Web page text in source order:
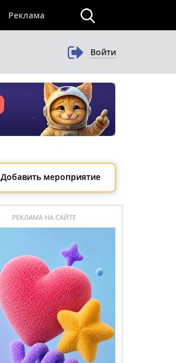
Реклама
Войти
Добавить мероприятие
РЕКЛАМА НА САЙТЕ